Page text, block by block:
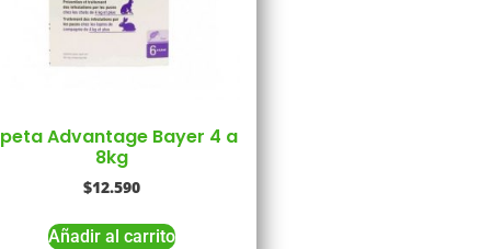
Advantage Bayer 4 a
8kg
$12.590
Añadir al carrito